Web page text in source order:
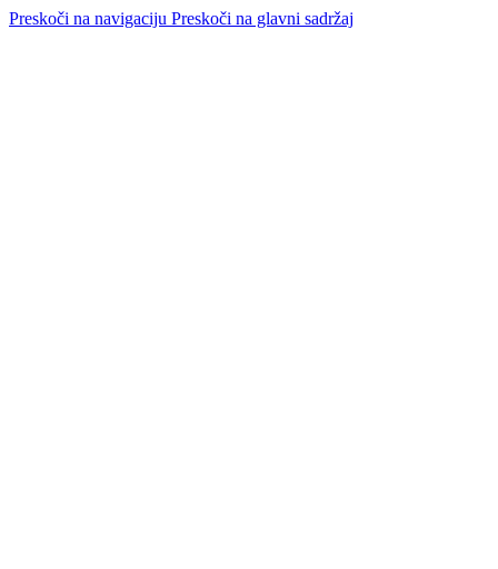
Preskoči na navigaciju Preskoči na glavni sadržaj